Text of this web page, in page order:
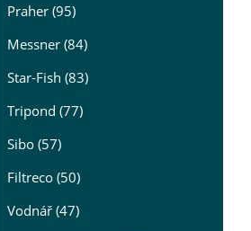
Praher (95)
Messner (84)
Star-Fish (83)
Tripond (77)
Sibo (57)
Filtreco (50)
Vodnář (47)